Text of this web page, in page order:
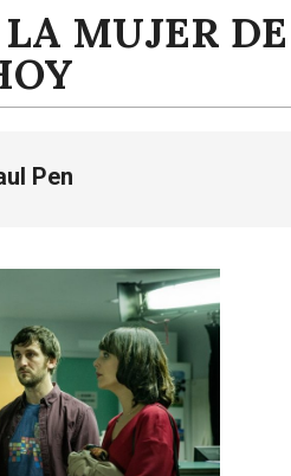
MUJER DE
Pen